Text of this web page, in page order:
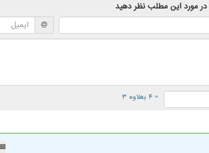
در مورد این مطلب نظر دهید
= ۴ بعلاوه ۳